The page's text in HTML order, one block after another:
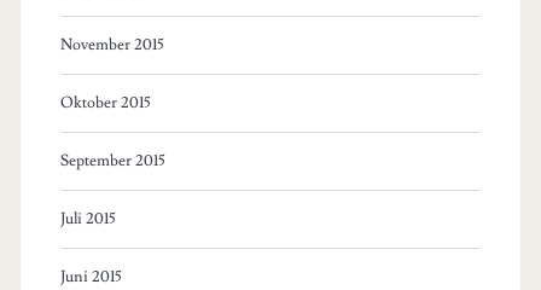
November 2015
Oktober 2015
September 2015
Juli 2015
Juni 2015